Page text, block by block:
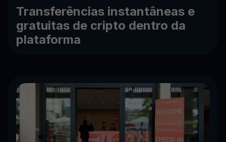
Transferências instantâneas e
gratuitas de cripto dentro da
plataforma